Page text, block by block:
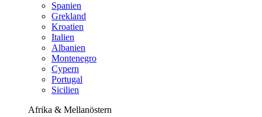
Spanien
Grekland
Kroatien
Italien
Albanien
Montenegro
Cypern
Portugal
Sicilien
Afrika & Mellanöstern